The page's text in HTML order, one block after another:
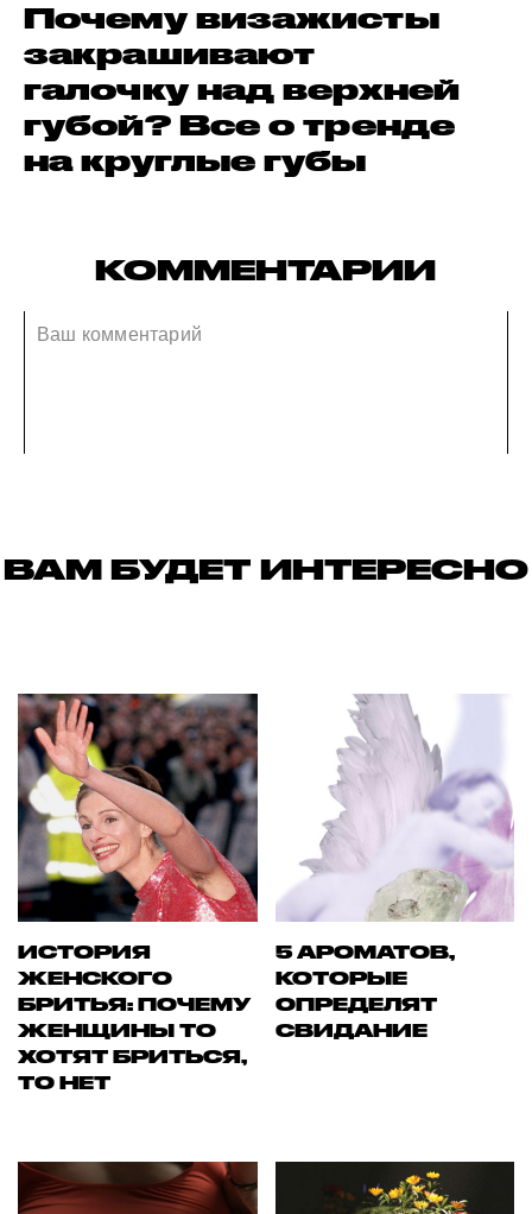
Почему визажисты
закрашивают
галочку над верхней
губой? Все о тренде
на круглые губы
КОММЕНТАРИИ
ВАМ БУДЕТ ИНТЕРЕСНО
ИСТОРИЯ
ЖЕНСКОГО
БРИТЬЯ: ПОЧЕМУ
ЖЕНЩИНЫ ТО
ХОТЯТ БРИТЬСЯ,
ТО НЕТ
5 АРОМАТОВ,
КОТОРЫЕ
ОПРЕДЕЛЯТ
СВИДАНИЕ